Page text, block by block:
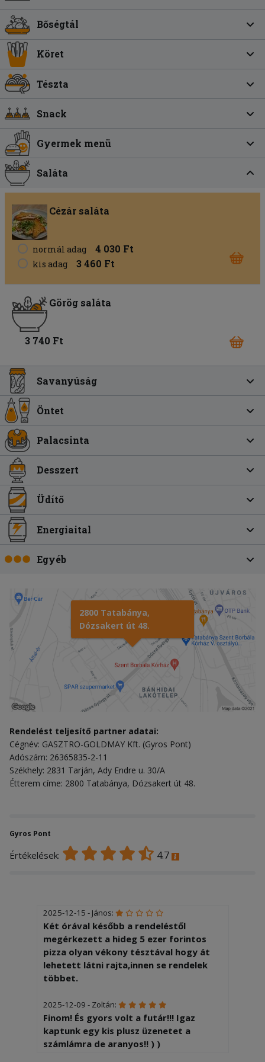
Bőségtál
Köret
Tészta
Snack
Gyermek menü
Saláta
Cézár saláta
normál adag 4 030 Ft
kis adag 3 460 Ft
Görög saláta
3 740 Ft
Savanyúság
Öntet
Palacsinta
Desszert
Üdítő
Energiaital
Egyéb
2800 Tatabánya,
Dózsakert út 48.
Rendelést teljesítő partner adatai:
Cégnév: GASZTRO-GOLDMAY Kft. (Gyros Pont)
Adószám: 26365835-2-11
Székhely: 2831 Tarján, Ady Endre u. 30/A
Étterem címe: 2800 Tatabánya, Dózsakert út 48.
Gyros Pont
Értékelések: 4.7
2025-12-15 - János:
Két órával később a rendeléstől
megérkezett a hideg 5 ezer forintos
pizza olyan vékony tésztával hogy át
lehetett látni rajta,innen se rendelek
többet.
2025-12-09 - Zoltán:
Finom! És gyors volt a futár!!! Igaz
kaptunk egy kis plusz üzenetet a
számlámra de aranyos!! ) )